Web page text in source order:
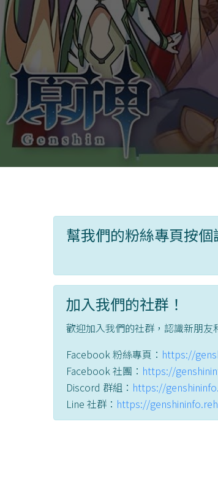
幫我們的粉絲專頁按個
加入我們的社群！
歡迎加入我們的社群，認識新朋友
Facebook 粉絲專頁： https://
Facebook 社團： https://
Discord 群組： https://
Line 社群： https://